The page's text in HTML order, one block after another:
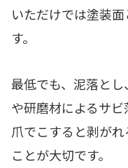
いただけでは塗装
す。
最低でも、泥落と
や研磨材によるサビ
爪でこすると剥が
ことが大切です。